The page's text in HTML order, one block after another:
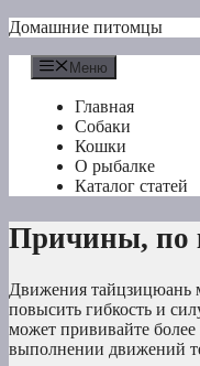
Перейти
содержимому
Домашние питомцы
Меню
Главная
Собаки
Кошки
О рыбалке
Каталог статей
Причины, по
Движения тайцзицюань
повысить гибкость и
может прививайте более
выполнении движений